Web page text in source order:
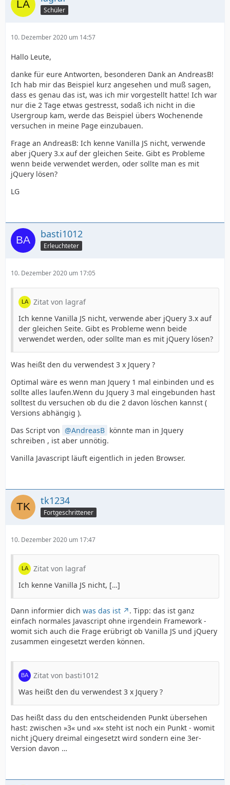
Schüler
10. Dezember 2020 um 14:57
Hallo Leute,
danke für eure Antworten, besonderen Dank an AndreasB!
Ich hab mir das Beispiel kurz angesehen und muß sagen,
dass es genau das ist, was ich mir vorgestellt hatte! Ich war
nur die 2 Tage etwas gestresst, sodaß ich nicht in die
Usergroup kam, werde das Beispiel übers Wochenende
versuchen in meine Page einzubauen.
Frage an AndreasB: Ich kenne Vanilla JS nicht, verwende
aber jQuery 3.x auf der gleichen Seite. Gibt es Probleme
wenn beide verwendet werden, oder sollte man es mit
jQuery lösen?
LG
basti1012
Erleuchteter
10. Dezember 2020 um 17:05
Zitat von lagraf
Ich kenne Vanilla JS nicht, verwende aber jQuery 3.x auf
der gleichen Seite. Gibt es Probleme wenn beide
verwendet werden, oder sollte man es mit jQuery lösen?
Was heißt den du verwendest 3 x Jquery ?
Optimal wäre es wenn man Jquery 1 mal einbinden und es
sollte alles laufen.Wenn du Jquery 3 mal eingebunden hast
solltest du versuchen ob du die 2 davon löschen kannst (
Versions abhängig ).
Das Script von
AndreasB könnte man in Jquery
schreiben , ist aber unnötig.
Vanilla Javascript läuft eigentlich in jeden Browser.
tk1234
Fortgeschrittener
10. Dezember 2020 um 17:47
Zitat von lagraf
Ich kenne Vanilla JS nicht, […]
Dann informier dich was das ist
. Tipp: das ist ganz
einfach normales Javascript ohne irgendein Framework -
womit sich auch die Frage erübrigt ob Vanilla JS und jQuery
zusammen eingesetzt werden können.
Zitat von basti1012
Was heißt den du verwendest 3 x Jquery ?
Das heißt dass du den entscheidenden Punkt übersehen
hast: zwischen »3« und »x« steht ist noch ein Punkt - womit
nicht jQuery dreimal eingesetzt wird sondern eine 3er-
Version davon …